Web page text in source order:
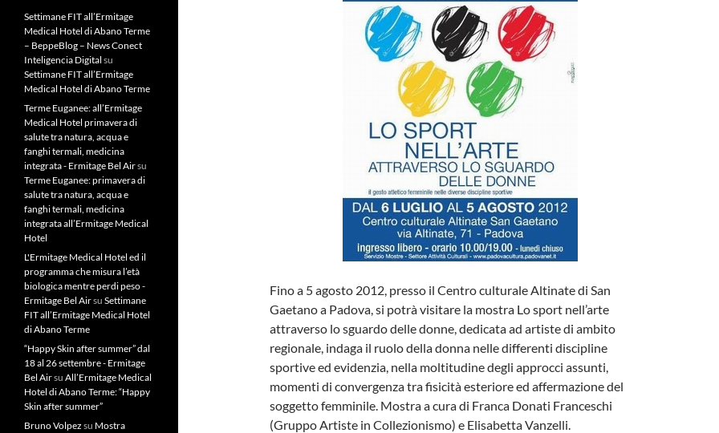
Fino a 5 agosto 2012, presso il Centro culturale Altinate di San
Gaetano a Padova, si potrà visitare la mostra Lo sport nell’arte
attraverso lo sguardo delle donne, dedicata ad artiste di ambito
regionale, indaga il ruolo della donna nelle differenti discipline
sportive ed evidenzia, nella moltitudine degli approcci assunti,
momenti di convergenza tra fisicità esteriore ed affermazione del
soggetto femminile. Mostra a cura di Franca Donati Franceschi
(Gruppo Artiste in Collezionismo) e Elisabetta Vanzelli.
Settimane FIT all’Ermitage
Medical Hotel di Abano Terme
– BeppeBlog – News Conect
Inteligencia Digital su
Settimane FIT all’Ermitage
Medical Hotel di Abano Terme
Terme Euganee: all’Ermitage
Medical Hotel primavera di
salute tra natura, acqua e
fanghi termali, medicina
integrata - Ermitage Bel Airsu
Terme Euganee: primavera di
salute tra natura, acqua e
fanghi termali, medicina
integrata all’Ermitage Medical
Hotel
L'Ermitage Medical Hotel ed il
programma che misura l’età
biologica mentre perdi peso -
Ermitage Bel Airsu Settimane
FIT all’Ermitage Medical Hotel
di Abano Terme
“Happy Skin after summer” dal
18 al 26 settembre - Ermitage
Bel Airsu All’Ermitage Medical
Hotel di Abano Terme: “Happy
Skin after summer”
Bruno Volpez su Mostra